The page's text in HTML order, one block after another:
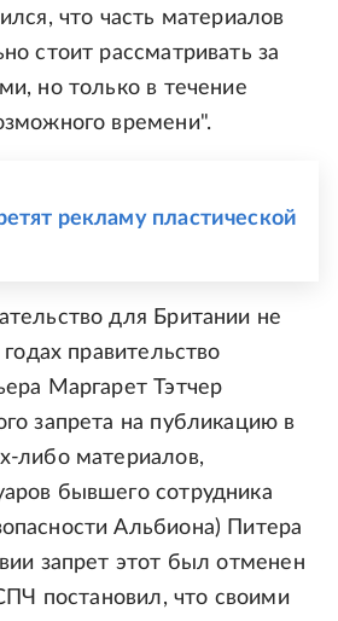
что часть материалов
стоит рассматривать за
но только в течение
времени".
рекламу пластической
для Британии не
правительство
Маргарет Тэтчер
запрета на публикацию в
либо материалов,
бывшего сотрудника
Альбиона) Питера
запрет этот был отменен
постановил, что своими